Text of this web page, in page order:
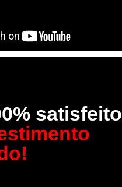
satisfeito